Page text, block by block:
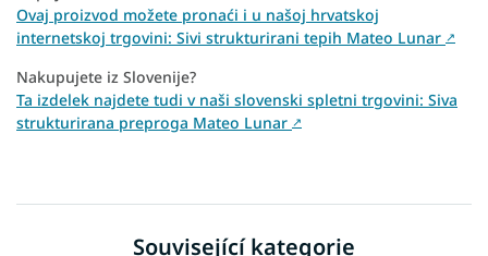
Ovaj proizvod možete pronaći i u našoj hrvatskoj
internetskoj trgovini: Sivi strukturirani tepih Mateo Lunar ↗
Nakupujete iz Slovenije?
Ta izdelek najdete tudi v naši slovenski spletni trgovini: Siva
strukturirana preproga Mateo Lunar ↗
Související kategorie